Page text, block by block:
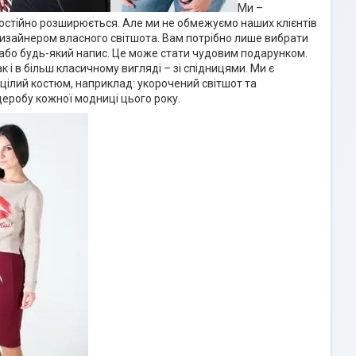
Ми –
розширюється. Але ми не обмежуємо наших клієнтів
власного світшота. Вам потрібно лише вибрати
будь-який напис. Це може стати чудовим подарунком.
в більш класичному вигляді – зі спідницями. Ми є
костюм, наприклад: укорочений світшот та
кожної модниці цього року.